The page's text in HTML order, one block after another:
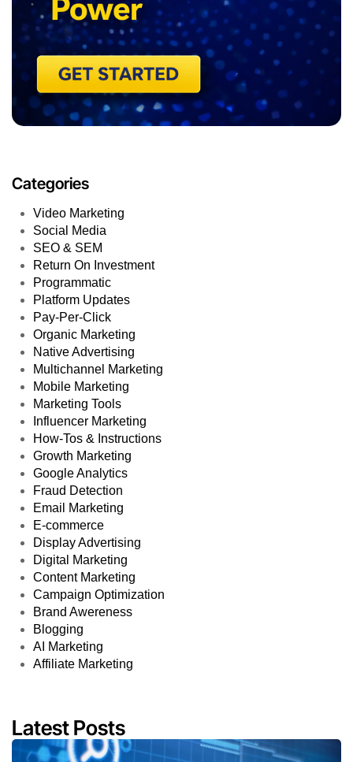
Categories
Video Marketing
Social Media
SEO & SEM
Return On Investment
Programmatic
Platform Updates
Pay-Per-Click
Organic Marketing
Native Advertising
Multichannel Marketing
Mobile Marketing
Marketing Tools
Influencer Marketing
How-Tos & Instructions
Growth Marketing
Google Analytics
Fraud Detection
Email Marketing
E-commerce
Display Advertising
Digital Marketing
Content Marketing
Campaign Optimization
Brand Awereness
Blogging
AI Marketing
Affiliate Marketing
Latest Posts